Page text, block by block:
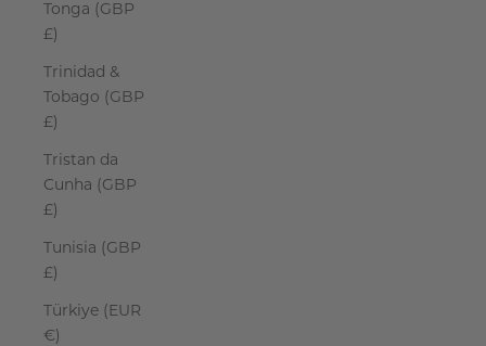
Tonga (GBP
£)
Trinidad &
Tobago (GBP
£)
Tristan da
Cunha (GBP
£)
Tunisia (GBP
£)
Türkiye (EUR
€)